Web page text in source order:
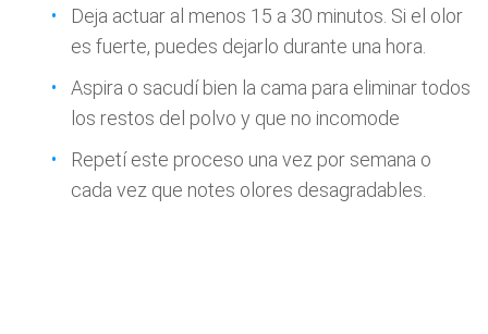
Deja actuar al menos 15 a 30 minutos. Si el olor
es fuerte, puedes dejarlo durante una hora.
Aspira o sacudí bien la cama para eliminar todos
los restos del polvo y que no incomode
Repetí este proceso una vez por semana o
cada vez que notes olores desagradables.